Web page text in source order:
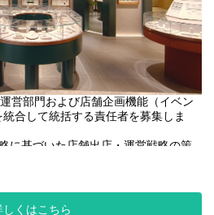
事務作業
事務作業
終業時間は遅くなる場合がありま
意見交換し、店舗での体験がお客様
コミュニケーションを企画立案した
くための施策を営業部門と計画した
ンド全体を盛り上げる取り組みも行
業務が多く、土日は接客が中心とな
2組、土日は3組程度のお客様を対応
だく可能性がございます＞
とおりです
場調査・プライシング・コスト管理
を行うスキル
析するスキル
ロール （上代設定の管理）
格交渉
周りの知見や経験
＞
営部門および店舗企画機能（イベン
合して統括する責任者を募集しま
に基づいた店舗出店・運営戦略の策
管理）」「FT（接客・教育）」の各
生み出しながらブランドの成長を力
しくはこちら